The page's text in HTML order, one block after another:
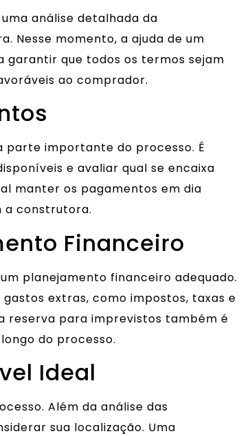
análise detalhada da
Nesse momento, a ajuda de um
garantir que todos os termos sejam
ao comprador.
parte importante do processo. É
e avaliar qual se encaixa
manter os pagamentos em dia
a construtora.
Financeiro
planejamento financeiro adequado.
extras, como impostos, taxas e
reserva para imprevistos também é
do processo.
Ideal
Além da análise das
sua localização. Uma